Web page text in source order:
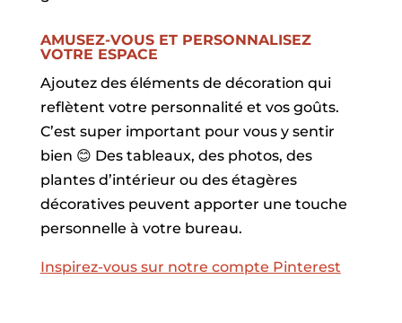
AMUSEZ-VOUS ET PERSONNALISEZ
VOTRE ESPACE
Ajoutez des éléments de décoration qui
reflètent votre personnalité et vos goûts.
C’est super important pour vous y sentir
bien 😊 Des tableaux, des photos, des
plantes d’intérieur ou des étagères
décoratives peuvent apporter une touche
personnelle à votre bureau.
Inspirez-vous sur notre compte Pinterest